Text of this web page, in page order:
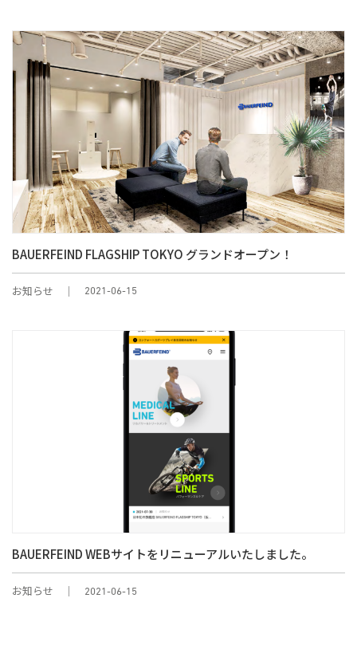
BAUERFEIND FLAGSHIP TOKYO グランドオープン！
お知らせ 2021-06-15
BAUERFEIND WEBサイトをリニューアルいたしました。
お知らせ 2021-06-15